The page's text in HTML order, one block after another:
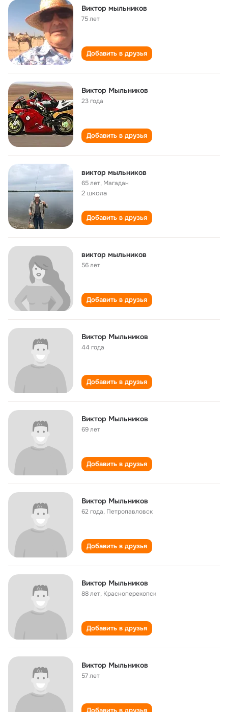
Виктор мыльников
75 лет
Добавить в друзья
Виктор Мыльников
23 года
Добавить в друзья
виктор мыльников
65 лет, Магадан
2 школа
Добавить в друзья
виктор мыльников
56 лет
Добавить в друзья
Виктор Мыльников
44 года
Добавить в друзья
Виктор Мыльников
69 лет
Добавить в друзья
Виктор Мыльников
62 года, Петропавловск
Добавить в друзья
Виктор Мыльников
88 лет, Красноперекопск
Добавить в друзья
Виктор Мыльников
57 лет
Добавить в друзья